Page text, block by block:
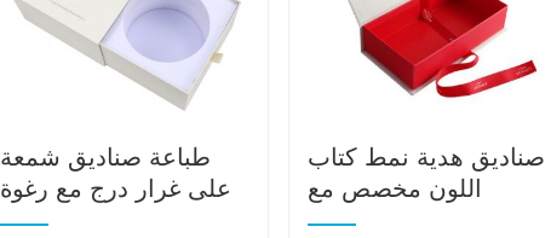
طباعة صناديق شمعة
على غرار درج مع رغوة
صناديق هدية نمط كتاب
اللون مخصص مع
علاقات الشريط